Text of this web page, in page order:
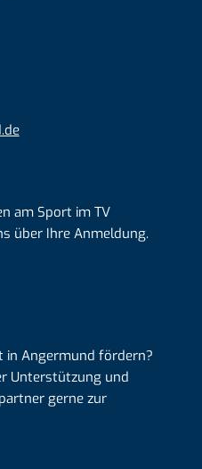
am Sport im TV
über Ihre Anmeldung.
in Angermund fördern?
Unterstützung und
gerne zur